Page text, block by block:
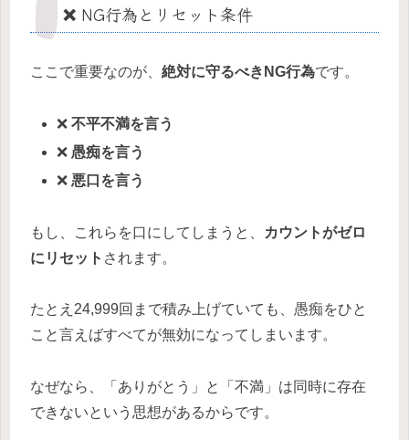
❌ NG行為とリセット条件
ここで重要なのが、 絶対に守るべきNG行為です。
❌不平不満を言う
❌ 愚痴を言う
❌ 悪口を言う
もし、これらを口にしてしまうと、
カウントがゼロ
にリセット されます。
たとえ24,999回まで積み上げていても、愚痴をひと
こと言えばすべてが無効になってしまいます。
なぜなら、「ありがとう」と「不満」は同時に存在
できないという思想があるからです。